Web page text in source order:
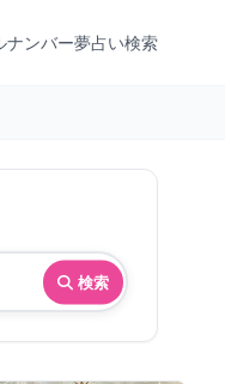
ナンバー夢占い検索
検索